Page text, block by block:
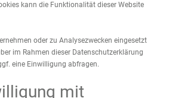
kann die Funktionalität dieser Website
oder zu Analysezwecken eingesetzt
im Rahmen dieser Datenschutzerklärung
eine Einwilligung abfragen.
mit